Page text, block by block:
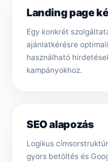
Landing page
Egy konkrét
ajánlatkérésre
használható
kampányokhoz.
SEO alapozás
Logikus
gyors betöltés és